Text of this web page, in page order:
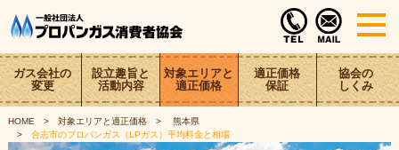
ガス会社の
変更
設立趣旨と
活動内容
対象エリアと
適正価格
適正価格
保証
協会の
しくみ
HOME 対象エリアと適正価格
熊本県
合志市のプロパンガス（LPガス）平均料金と相場